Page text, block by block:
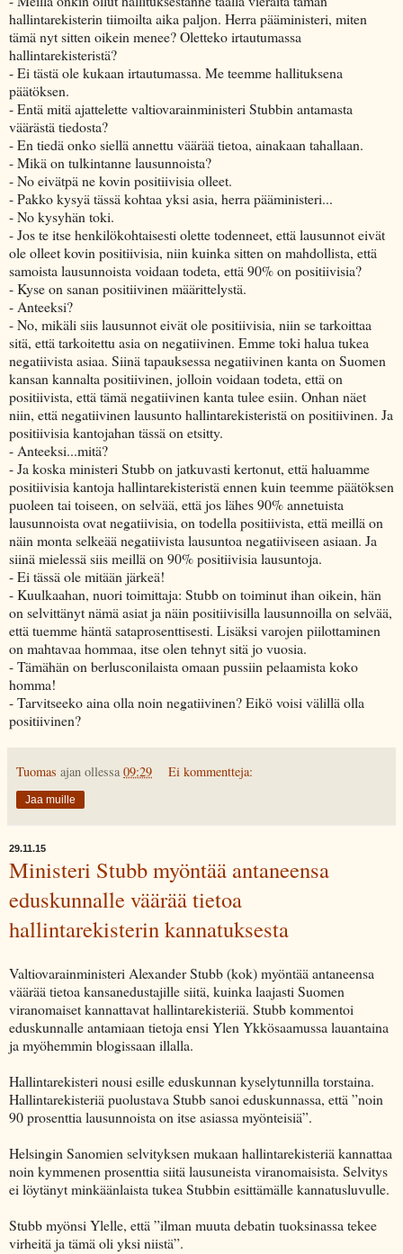
hallintarekisterin tiimoilta aika paljon. Herra pääministeri, miten
tämä nyt sitten oikein menee? Oletteko irtautumassa
hallintarekisteristä?
- Ei tästä ole kukaan irtautumassa. Me teemme hallituksena
päätöksen.
- Entä mitä ajattelette valtiovarainministeri Stubbin antamasta
väärästä tiedosta?
- En tiedä onko siellä annettu väärää tietoa, ainakaan tahallaan.
- Mikä on tulkintanne lausunnoista?
- No eivätpä ne kovin positiivisia olleet.
- Pakko kysyä tässä kohtaa yksi asia, herra pääministeri...
- No kysyhän toki.
- Jos te itse henkilökohtaisesti olette todenneet, että lausunnot eivät
ole olleet kovin positiivisia, niin kuinka sitten on mahdollista, että
samoista lausunnoista voidaan todeta, että 90% on positiivisia?
- Kyse on sanan positiivinen määrittelystä.
- Anteeksi?
- No, mikäli siis lausunnot eivät ole positiivisia, niin se tarkoittaa
sitä, että tarkoitettu asia on negatiivinen. Emme toki halua tukea
negatiivista asiaa. Siinä tapauksessa negatiivinen kanta on Suomen
kansan kannalta positiivinen, jolloin voidaan todeta, että on
positiivista, että tämä negatiivinen kanta tulee esiin. Onhan näet
niin, että negatiivinen lausunto hallintarekisteristä on positiivinen. Ja
positiivisia kantojahan tässä on etsitty.
- Anteeksi...mitä?
- Ja koska ministeri Stubb on jatkuvasti kertonut, että haluamme
positiivisia kantoja hallintarekisteristä ennen kuin teemme päätöksen
puoleen tai toiseen, on selvää, että jos lähes 90% annetuista
lausunnoista ovat negatiivisia, on todella positiivista, että meillä on
näin monta selkeää negatiivista lausuntoa negatiiviseen asiaan. Ja
siinä mielessä siis meillä on 90% positiivisia lausuntoja.
- Ei tässä ole mitään järkeä!
- Kuulkaahan, nuori toimittaja: Stubb on toiminut ihan oikein, hän
on selvittänyt nämä asiat ja näin positiivisilla lausunnoilla on selvää,
että tuemme häntä sataprosenttisesti. Lisäksi varojen piilottaminen
on mahtavaa hommaa, itse olen tehnyt sitä jo vuosia.
- Tämähän on berlusconilaista omaan pussiin pelaamista koko
homma!
- Tarvitseeko aina olla noin negatiivinen? Eikö voisi välillä olla
positiivinen?
Tuomas ajan ollessa 09:29 Ei kommentteja:
Jaa muille
29.11.15
Ministeri Stubb myöntää antaneensa
eduskunnalle väärää tietoa
hallintarekisterin kannatuksesta
Valtiovarainministeri Alexander Stubb (kok) myöntää antaneensa
väärää tietoa kansanedustajille siitä, kuinka laajasti Suomen
viranomaiset kannattavat hallintarekisteriä. Stubb kommentoi
eduskunnalle antamiaan tietoja ensi Ylen Ykkösaamussa lauantaina
ja myöhemmin blogissaan illalla.
Hallintarekisteri nousi esille eduskunnan kyselytunnilla torstaina.
Hallintarekisteriä puolustava Stubb sanoi eduskunnassa, että ”noin
90 prosenttia lausunnoista on itse asiassa myönteisiä”.
Helsingin Sanomien selvityksen mukaan hallintarekisteriä kannattaa
noin kymmenen prosenttia siitä lausuneista viranomaisista. Selvitys
ei löytänyt minkäänlaista tukea Stubbin esittämälle kannatusluvulle.
Stubb myönsi Ylelle, että ”ilman muuta debatin tuoksinassa tekee
virheitä ja tämä oli yksi niistä”.